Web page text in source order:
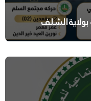
بولاية الشلف